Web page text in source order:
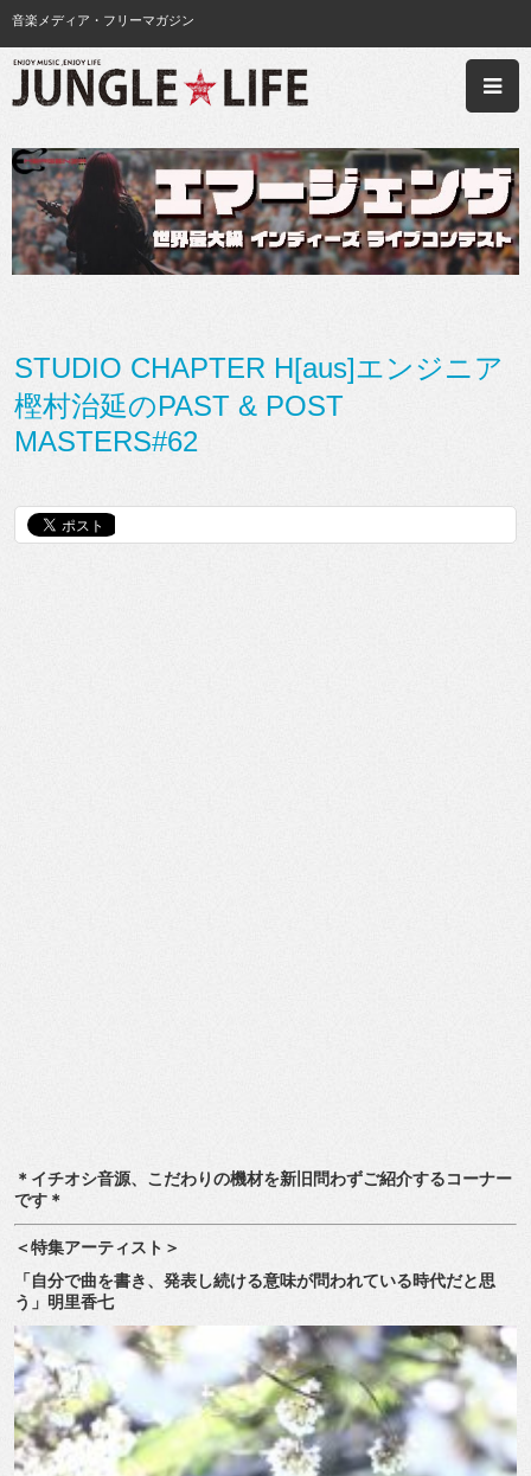
音楽メディア・フリーマガジン
STUDIO CHAPTER H[aus]エンジニア
樫村治延のPAST & POST
MASTERS#62
＊イチオシ音源、こだわりの機材を新旧問わずご紹介するコーナー
です＊
＜特集アーティスト＞
「自分で曲を書き、発表し続ける意味が問われている時代だと思
う」明里香七